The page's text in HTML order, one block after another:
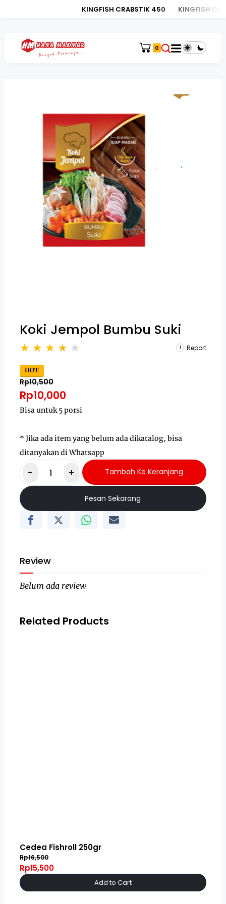
KINGFISH CRABSTIK 450 KINGFISH
0
Koki Jempol Bumbu Suki
Report
HOT
Rp10,500
Rp10,000
Bisa untuk 5 porsi
* Jika ada item yang belum ada dikatalog, bisa
ditanyakan di Whatsapp
- + Tambah Ke Keranjang
Pesan Sekarang
Review
Belum ada review
Related Products
Cedea Fishroll 250gr
Rp16,500
Rp15,500
Add to Cart